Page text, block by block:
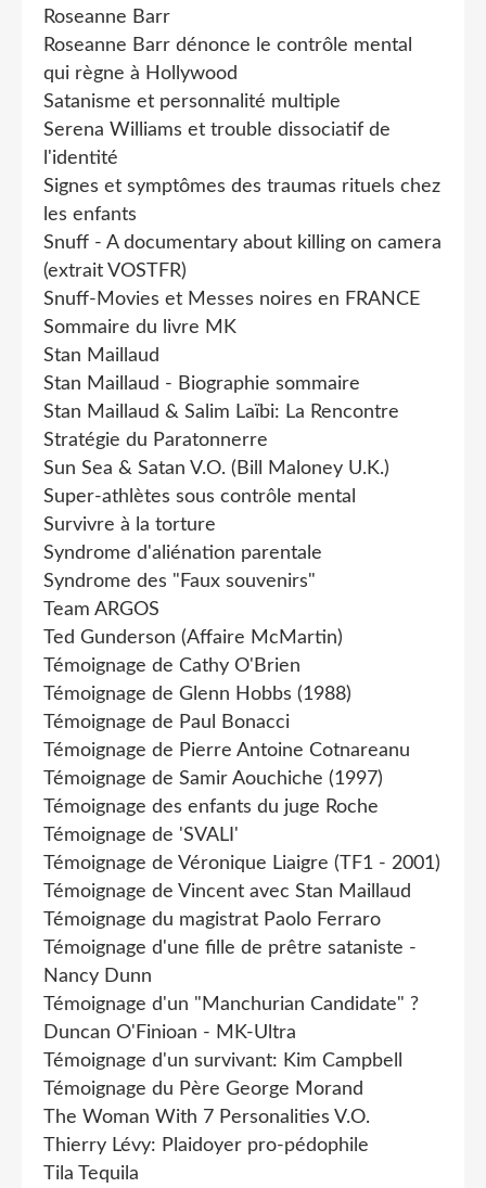
Roseanne Barr
Roseanne Barr dénonce le contrôle mental
qui règne à Hollywood
Satanisme et personnalité multiple
Serena Williams et trouble dissociatif de
l'identité
Signes et symptômes des traumas rituels chez
les enfants
Snuff - A documentary about killing on camera
(extrait VOSTFR)
Snuff-Movies et Messes noires en FRANCE
Sommaire du livre MK
Stan Maillaud
Stan Maillaud - Biographie sommaire
Stan Maillaud & Salim Laïbi: La Rencontre
Stratégie du Paratonnerre
Sun Sea & Satan V.O. (Bill Maloney U.K.)
Super-athlètes sous contrôle mental
Survivre à la torture
Syndrome d'aliénation parentale
Syndrome des "Faux souvenirs"
Team ARGOS
Ted Gunderson (Affaire McMartin)
Témoignage de Cathy O'Brien
Témoignage de Glenn Hobbs (1988)
Témoignage de Paul Bonacci
Témoignage de Pierre Antoine Cotnareanu
Témoignage de Samir Aouchiche (1997)
Témoignage des enfants du juge Roche
Témoignage de 'SVALI'
Témoignage de Véronique Liaigre (TF1 - 2001)
Témoignage de Vincent avec Stan Maillaud
Témoignage du magistrat Paolo Ferraro
Témoignage d'une fille de prêtre sataniste -
Nancy Dunn
Témoignage d'un "Manchurian Candidate" ?
Duncan O'Finioan - MK-Ultra
Témoignage d'un survivant: Kim Campbell
Témoignage du Père George Morand
The Woman With 7 Personalities V.O.
Thierry Lévy: Plaidoyer pro-pédophile
Tila Tequila